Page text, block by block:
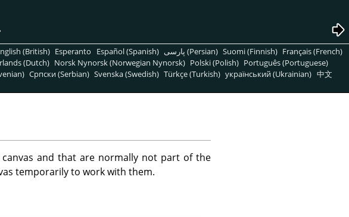
(British) Esperanto Español (Spanish) پارسی (Persian) Suomi (Finnish) Français (French)
(Dutch) Norsk Nynorsk (Norwegian Nynorsk) Polski (Polish) Português (Portuguese)
Српски (Serbian) Svenska (Swedish) Türkçe (Turkish) український (Ukrainian) 中文
and that are normally not part of the
temporarily to work with them.